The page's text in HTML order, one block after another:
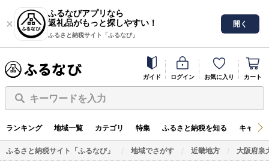
ふるなびアプリなら
返礼品がもっと探しやすい！
ふるさと納税サイト「ふるなび」
開く
ガイド ログイン お気に入り カート
キーワードを入力
ランキング 地域一覧 カテゴリ 特集 ふるさと納税を知る キャン
ふるさと納税サイト「ふるなび」 地域でさがす 近畿地方 大阪府泉